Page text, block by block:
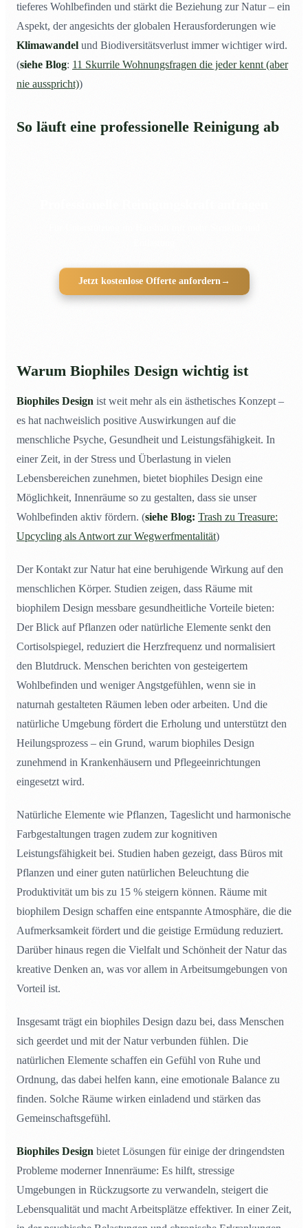
tieferes Wohlbefinden und stärkt die Beziehung zur Natur – ein
Aspekt, der angesichts der globalen Herausforderungen wie
Klimawandel und Biodiversitätsverlust immer wichtiger wird.
(siehe Blog: 11 Skurrile Wohnungsfragen die jeder kennt (aber
nie ausspricht))
So läuft eine professionelle Reinigung ab
Jetzt kostenlose Offerte anfordern→
Warum Biophiles Design wichtig ist
Biophiles Design ist weit mehr als ein ästhetisches Konzept –
es hat nachweislich positive Auswirkungen auf die
menschliche Psyche, Gesundheit und Leistungsfähigkeit. In
einer Zeit, in der Stress und Überlastung in vielen
Lebensbereichen zunehmen, bietet biophiles Design eine
Möglichkeit, Innenräume so zu gestalten, dass sie unser
Wohlbefinden aktiv fördern. (siehe Blog: Trash zu Treasure:
Upcycling als Antwort zur Wegwerfmentalität)
Der Kontakt zur Natur hat eine beruhigende Wirkung auf den
menschlichen Körper. Studien zeigen, dass Räume mit
biophilem Design messbare gesundheitliche Vorteile bieten:
Der Blick auf Pflanzen oder natürliche Elemente senkt den
Cortisolspiegel, reduziert die Herzfrequenz und normalisiert
den Blutdruck. Menschen berichten von gesteigertem
Wohlbefinden und weniger Angstgefühlen, wenn sie in
naturnah gestalteten Räumen leben oder arbeiten. Und die
natürliche Umgebung fördert die Erholung und unterstützt den
Heilungsprozess – ein Grund, warum biophiles Design
zunehmend in Krankenhäusern und Pflegeeinrichtungen
eingesetzt wird.
Natürliche Elemente wie Pflanzen, Tageslicht und harmonische
Farbgestaltungen tragen zudem zur kognitiven
Leistungsfähigkeit bei. Studien haben gezeigt, dass Büros mit
Pflanzen und einer guten natürlichen Beleuchtung die
Produktivität um bis zu 15 % steigern können. Räume mit
biophilem Design schaffen eine entspannte Atmosphäre, die die
Aufmerksamkeit fördert und die geistige Ermüdung reduziert.
Darüber hinaus regen die Vielfalt und Schönheit der Natur das
kreative Denken an, was vor allem in Arbeitsumgebungen von
Vorteil ist.
Insgesamt trägt ein biophiles Design dazu bei, dass Menschen
sich geerdet und mit der Natur verbunden fühlen. Die
natürlichen Elemente schaffen ein Gefühl von Ruhe und
Ordnung, das dabei helfen kann, eine emotionale Balance zu
finden. Solche Räume wirken einladend und stärken das
Gemeinschaftsgefühl.
Biophiles Design bietet Lösungen für einige der dringendsten
Probleme moderner Innenräume: Es hilft, stressige
Umgebungen in Rückzugsorte zu verwandeln, steigert die
Lebensqualität und macht Arbeitsplätze effektiver. In einer Zeit,